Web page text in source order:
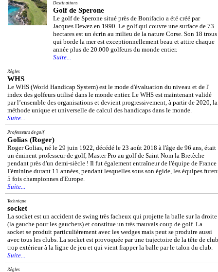
Destinations
Golf de Sperone
Le golf de Sperone situé près de Bonifacio a été créé par
Jacques Dewez en 1990. Le golf qui couvre une surface de 73
hectares est un écrin au milieu de la nature Corse. Son 18 trous
qui borde la mer est exceptionnellement beau et attire chaque
année plus de 20.000 golfeurs du monde entier.
Suite...
Règles
WHS
Le WHS (World Handicap System) est le mode d'évaluation du niveau et de l'
index des golfeurs utilisé dans le monde entier. Le WHS est maintenant validé
par l’ensemble des organisations et devient progressivement, à partir de 2020, la
méthode unique et universelle de calcul des handicaps dans le monde.
Suite...
Professeurs de golf
Golias (Roger)
Roger Golias, né le 29 juin 1922, décédé le 23 août 2018 à l'âge de 96 ans, était
un éminent professeur de golf, Master Pro au golf de Saint Nom la Bretèche
pendant près d'un demi-siècle ! Il fut également entraîneur de l'équipe de France
Féminine durant 11 années, pendant lesquelles sous son égide, les équipes
5 fois championnes d'Europe.
Suite...
Technique
socket
La socket est un accident de swing très facheux qui projette la balle sur la droite
(la gauche pour les gauchers) et constitue un très mauvais coup de golf. La
socket se produit particulièrement avec les wedges mais peut se produire aussi
avec tous les clubs. La socket est provoquée par une trajectoire de la tête de club
trop extérieur à la ligne de jeu et qui vient frapper la balle par le talon du club.
Suite...
Règles